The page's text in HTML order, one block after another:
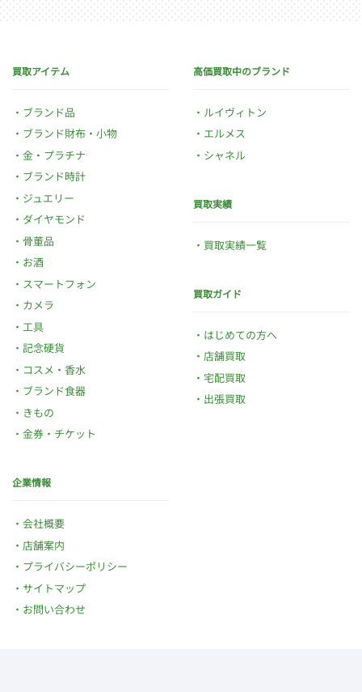
買取アイテム
ブランド品
ブランド財布・小物
金・プラチナ
ブランド時計
ジュエリー
ダイヤモンド
骨董品
お酒
スマートフォン
カメラ
工具
記念硬貨
コスメ・香水
ブランド食器
きもの
金券・チケット
高価買取中のブランド
ルイヴィトン
エルメス
シャネル
買取実績
買取実績一覧
買取ガイド
はじめての方へ
店舗買取
宅配買取
出張買取
企業情報
会社概要
店舗案内
プライバシーポリシー
サイトマップ
お問い合わせ